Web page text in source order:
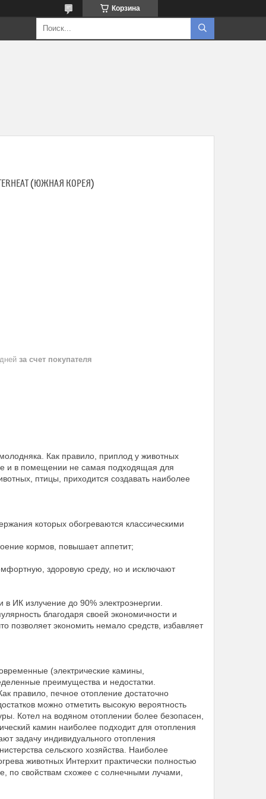
Корзина
(ЮЖНАЯ КОРЕЯ)
за счет покупателя
Как правило, приплод у животных
и в помещении не самая подходящая для
птицы, приходится создавать наиболее
которых обогреваются классическими
кормов, повышает аппетит;
здоровую среду, но и исключают
ИК излучение до 90% электроэнергии.
благодаря своей экономичности и
позволяет экономить немало средств, избавляет
(электрические камины,
преимущества и недостатки.
правило, печное отопление достаточно
можно отметить высокую вероятность
Котел на водяном отоплении более безопасен,
камин наиболее подходит для отопления
задачу индивидуального отопления
сельского хозяйства. Наиболее
животных Интерхит практически полностью
по свойствам схожее с солнечными лучами,